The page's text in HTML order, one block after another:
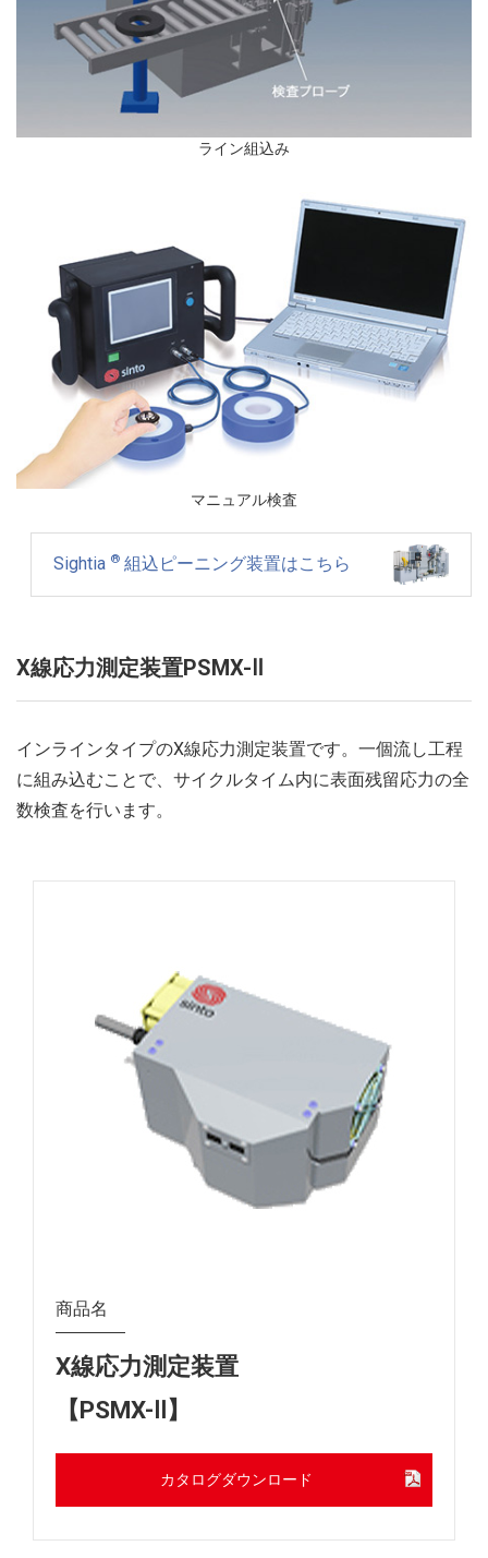
ライン組込み
マニュアル検査
Sightia ® 組込ピーニング装置はこちら
X線応力測定装置PSMX-Ⅱ
インラインタイプのX線応力測定装置です。一個流し工程
に組み込むことで、サイクルタイム内に表面残留応力の全
数検査を行います。
商品名
X線応力測定装置
【PSMX-Ⅱ】
カタログダウンロード